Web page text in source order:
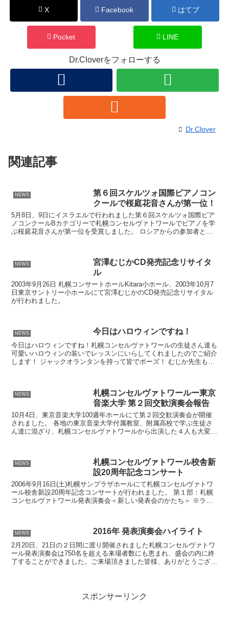
X Facebook はてブ
Pocket LINE
Dr.Cloverをフォローする
Dr.Clover
関連記事
NEWS
第６回スケルツォ国際ピアノコン
クールで桜庭花音さんが第一位！
5月8日、9日にイスラエルで行われました第６回スケルツォ国際ピア
ノコンクールBカテゴリーで札幌コンセルヴァトワールでピアノを学
ぶ桜庭花音さんが第一位を受賞しました。 ロシアからの参加者と同
NEWS
宮澤むじかCD発売記念リサイタ
ル
2003年9月26日 札幌コンサートホールKitara小ホール、2003年10月7
日東京サントリー小ホールにて宮澤むじかのCD発売記念リサイタル
が行われました。
NEWS 今日はハロウィンですね！
今日はハロウィンですね！札幌コンセルヴァトワールの生徒さん達も
可愛いハロウィンの装いでレッスンにいらしてくれましたのでご紹介
します！ ジャックオランタンを持って皆でポーズ！ むじか先生も先
NEWS
札幌コンセルヴァトワールー東京
音楽大学 第２回交歓演奏会報告
10月4日、東京音楽大学100週年ホールにて第２回交歓演奏会が開催
されました。 各地の東京音楽大学付属教室、附属高校で学ぶ生徒さ
ん達に混ざり、札幌コンセルヴァトワールから出演した４人も大変立
NEWS
札幌コンセルヴァトワール校舎新
設20周年記念コンサート
2006年9月16日(土)札幌サンプラザホールにて札幌コンセルヴァトワ
ール校舎新設20周年記念コンサートが行われました。 第１部：札幌
コンセルヴァトワール発表演奏会＜新しい発表会のかたち＞ ※ライ
NEWS 2016年 発表演奏会ハイライト
2月20日、21日の２日間に渡り開催されました札幌コンセルヴァトワ
ール発表演奏会は750名を超える来場者数にも恵まれ、盛会の内に終
了することができました。ご来場頂きました皆様、ありがとうござい
スポンサーリンク